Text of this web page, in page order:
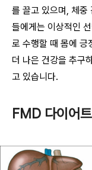
를 끌고 있으며, 체중
들에게는 이상적인
로 수행할 때 몸에 긍
더 나은 건강을 추구
고 있습니다.
FMD 다이어